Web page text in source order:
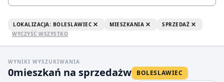
LOKALIZACJA: BOLESLAWIEC MIESZKANIA
SPRZEDAŻ
WYCZYŚĆ WSZYSTKO
WYNIKI WYSZUKIWANIA
0mieszkań na sprzedażw BOLESLAWIEC